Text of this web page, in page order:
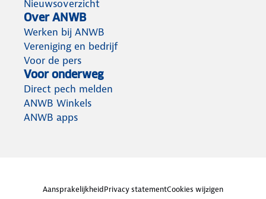
Nieuwsoverzicht
Over ANWB
Werken bij ANWB
Vereniging en bedrijf
Voor de pers
Voor onderweg
Direct pech melden
ANWB Winkels
ANWB apps
AansprakelijkheidPrivacy statementCookies wijzigen